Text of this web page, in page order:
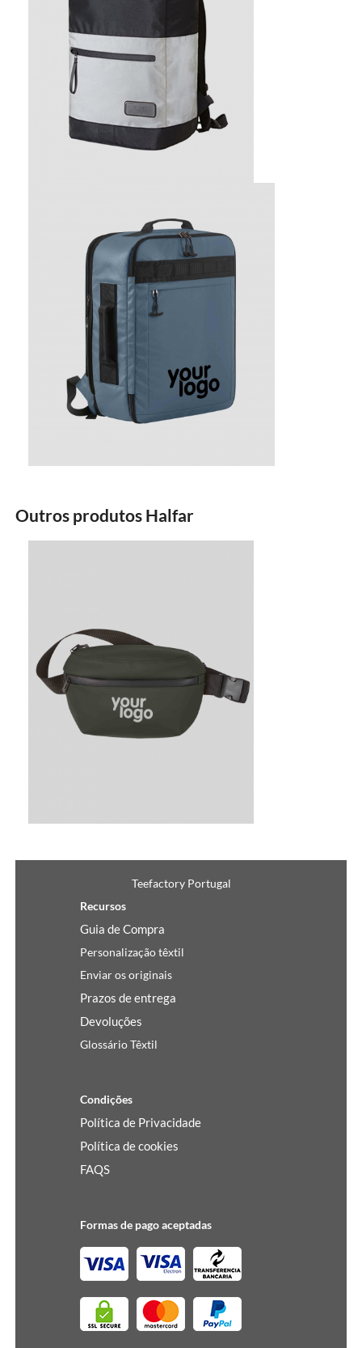
19.24€
27.6€
46.91€
Outros produtos Halfar
Teefactory Portugal
Recursos
Guia de Compra
Personalização têxtil
Enviar os originais
Prazos de entrega
Devoluções
Glossário Têxtil
Condições
Política de Privacidade
Política de cookies
FAQS
Formas de pago aceptadas